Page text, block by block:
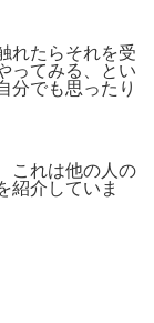
れたらそれを受
ってみる、とい
分でも思ったり
これは他の人の
紹介していま